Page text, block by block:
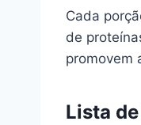
Cada
de
promovem
Lista